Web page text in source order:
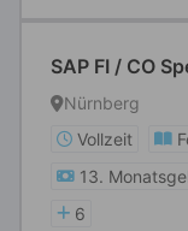
SAP FI / CO
Nürnberg
Vollzeit
13.
6